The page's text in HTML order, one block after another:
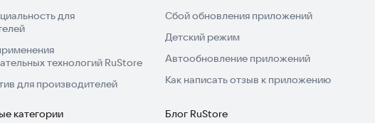
для
технологий RuStore
для производителей
Сбой обновления приложений
Детский режим
Автообновление приложений
Как написать отзыв к приложению
категории Блог RuStore